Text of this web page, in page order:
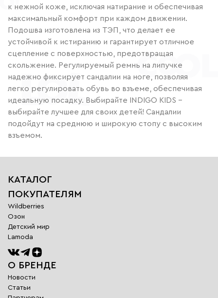
к нежной коже, исключая натирание и обеспечивая
максимальный комфорт при каждом движении.
Подошва изготовлена из ТЭП, что делает ее
устойчивой к истиранию и гарантирует отличное
сцепление с поверхностью, предотвращая
скольжение. Регулируемый ремнь на липучке
надежно фиксирует сандалии на ноге, позволяя
легко регулировать обувь во взъеме, обеспечивая
идеальную посадку. Выбирайте INDIGO KIDS –
выбирайте лучшее для своих детей! Сандалии
подойдут на среднюю и широкую стопу с высоким
взъемом.
КАТАЛОГ
ПОКУПАТЕЛЯМ
Wildberries
Озон
Детский мир
Lamoda
О БРЕНДЕ
Новости
Статьи